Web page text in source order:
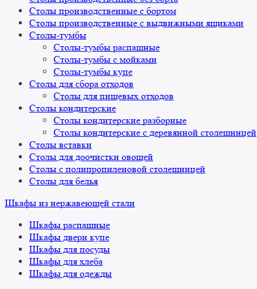
Столы производственные с бортом
Столы производственные с выдвижными ящиками
Столы-тумбы
Столы-тумбы распашные
Столы-тумбы с мойками
Столы-тумбы купе
Столы для сбора отходов
Столы для пищевых отходов
Столы кондитерские
Столы кондитерские разборные
Столы кондитерские с деревянной столешницей
Столы вставки
Столы для доочистки овощей
Столы с полипропиленовой столешницей
Столы для белья
Шкафы из нержавеющей стали
Шкафы распашные
Шкафы двери купе
Шкафы для посуды
Шкафы для хлеба
Шкафы для одежды